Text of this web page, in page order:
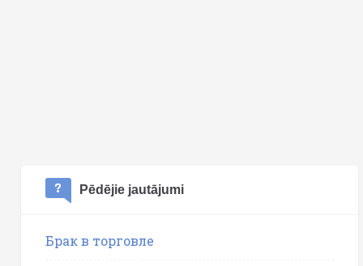
Pēdējie jautājumi
Брак в торговле